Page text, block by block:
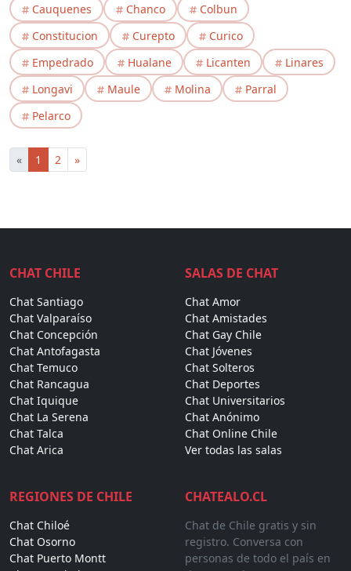
Cauquenes Chanco
Colbun
Constitucion
Curepto
Curico
Empedrado
Hualane Licanten
Linares
Longavi
Maule Molina
Parral
Pelarco
« 1 2 »
CHAT CHILE
Chat Santiago
Chat Valparaíso
Chat Concepción
Chat Antofagasta
Chat Temuco
Chat Rancagua
Chat Iquique
Chat La Serena
Chat Talca
Chat Arica
SALAS DE CHAT
Chat Amor
Chat Amistades
Chat Gay Chile
Chat Jóvenes
Chat Solteros
Chat Deportes
Chat Universitarios
Chat Anónimo
Chat Online Chile
Ver todas las salas
REGIONES DE CHILE
Chat Chiloé
Chat Osorno
Chat Puerto Montt
CHATEALO.CL
Chat de Chile gratis y sin
registro. Conversa con
personas de todo el país en